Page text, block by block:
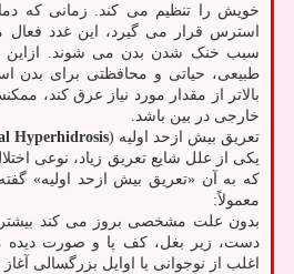
خویش را تنظیم می کند. زمانی که
استرس قرار می گیرد، این غدد
سبب خنک شدن بدن می شوند. ازاین
طبیعی، حیاتی و محافظتی برای بدن
بالاتر از مقدار مورد نیاز عرق کند،
خارجی در بین باشد.
تعریق بیش ازحد اولیه (Hyperhidrosis
یکی از علل شایع تعریق زیاد، نوعی
که به آن «تعریق بیش ازحد اولیه»
معمولاً:
بدون علت مشخصی بروز می کند
دست، زیر بغل، کف پا و صورت دیده
اغلب از نوجوانی یا اوایل بزرگسالی